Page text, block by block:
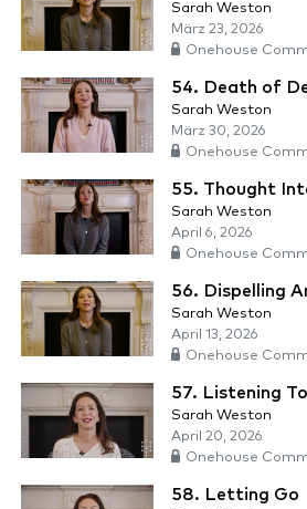
Sarah Weston
März 23, 2026
Onehouse
54. Death of
Sarah Weston
März 30, 2026
Onehouse
55. Thought
Sarah Weston
April 6, 2026
Onehouse
56. Dispelling
Sarah Weston
April 13, 2026
Onehouse
57. Listening To
Sarah Weston
April 20, 2026
Onehouse
58. Letting Go